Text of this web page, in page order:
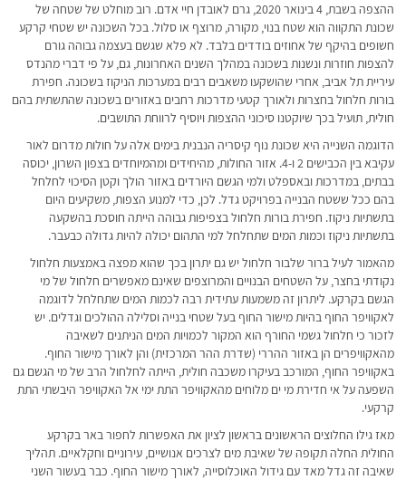
ההצפה בשבת, 4 בינואר 2020, גרם לאובדן חיי אדם. רוב מוחלט של שטחה של
שכונת התקווה הוא שטח בנוי, מקורה, מרוצף או סלול. בכל השכונה יש שטחי קרקע
חשופים בהיקף של אחוזים בודדים בלבד. לא פלא שגשם בעצמה גבוהה גורם
להצפות חוזרות ונשנות בשכונה במהלך השנים האחרונות, גם, על פי דברי מהנדס
עיריית תל אביב, אחרי שהושקעו משאבים רבים במערכות הניקוז בשכונה. חפירת
בורות חלחול בחצרות ולאורך קטעי מדרכות רחבים באזורים בשכונה שהתשתית בהם
חולית, תועיל בכך שיוקטנו סיכוני ההצפות ויוסיף לרווחת התושבים.
הדוגמה השנייה היא שכונת נוף קיסריה הנבנית בימים אלה על חולות מדרום לאור
עקיבא בין הכבישים 2 ו-4. אזור החולות, מהיחידים ומהמיוחדים בצפון השרון, יכוסה
בבתים, במדרכות ובאספלט ולמי הגשם היורדים באזור הולך וקטן הסיכוי לחלחל
בהם ככל ששטח הבנייה בפרויקט גדל. לכן, כדי למנוע הצפות, משקיעים היום
בתשתיות ניקוז. חפירת בורות חלחול בצפיפות גבוהה הייתה חוסכת בהשקעה
בתשתיות ניקוז וכמות המים שתחלחל למי התהום יכולה להיות גדולה כבעבר.
מהאמור לעיל ברור שלבור חלחול יש גם יתרון בכך שהוא מפצה באמצעות חלחול
נקודתי בחצר, על השטחים הבנויים והמרוצפים שאינם מאפשרים חלחול של מי
הגשם בקרקע. ליתרון זה משמעות עתידית רבה לכמות המים שתחלחל לדוגמה
לאקוויפר החוף בהיות מישור החוף בעל שטחי בנייה וסלילה ההולכים וגדלים. יש
לזכור כי חלחול גשמי החורף הוא המקור לכמויות המים הניתנים לשאיבה
מהאקוויפרים הן באזור ההררי (שדרת ההר המרכזית) והן לאורך מישור החוף.
באקוויפר החוף, המורכב בעיקרו משכבה חולית, הייתה לחלחול הרב של מי הגשם גם
השפעה על אי חדירת מי ים מלוחים מהאקוויפר התת ימי אל האקוויפר היבשתי התת
קרקעי.
מאז גילו החלוצים הראשונים בראשון לציון את האפשרות לחפור באר בקרקע
החולית החלה תקופה של שאיבת מים לצרכים אנושיים, עירוניים וחקלאיים. תהליך
שאיבה זה גדל מאד עם גידול האוכלוסייה, לאורך מישור החוף. כבר בעשור השני